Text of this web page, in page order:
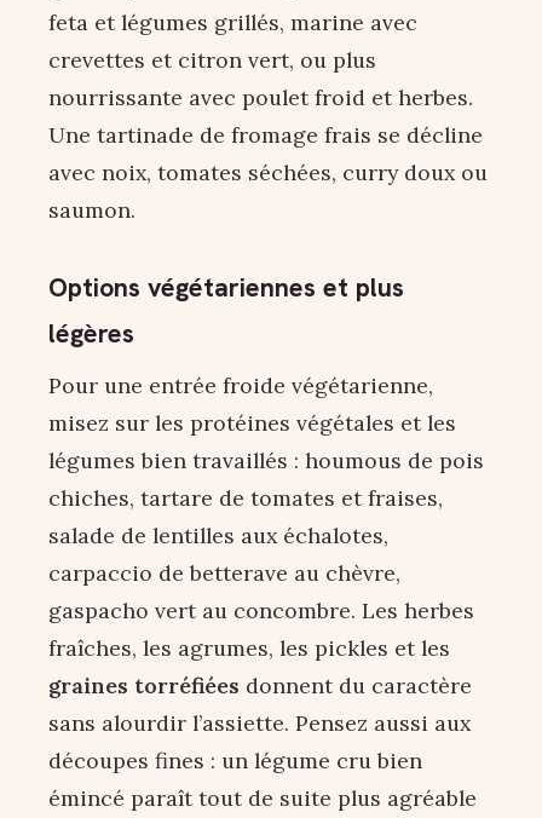
feta et légumes grillés, marine avec
crevettes et citron vert, ou plus
nourrissante avec poulet froid et herbes.
Une tartinade de fromage frais se décline
avec noix, tomates séchées, curry doux ou
saumon.
Options végétariennes et plus
légères
Pour une entrée froide végétarienne,
misez sur les protéines végétales et les
légumes bien travaillés : houmous de pois
chiches, tartare de tomates et fraises,
salade de lentilles aux échalotes,
carpaccio de betterave au chèvre,
gaspacho vert au concombre. Les herbes
fraîches, les agrumes, les pickles et les
graines torréfiées donnent du caractère
sans alourdir l’assiette. Pensez aussi aux
découpes fines : un légume cru bien
émincé paraît tout de suite plus agréable